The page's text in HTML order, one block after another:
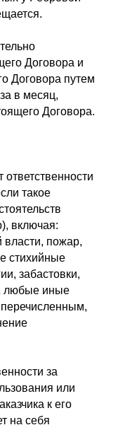
Договора и
Договора путем
в месяц,
Договора.
такое
включая:
власти, пожар,
стихийные
забастовки,
любые иные
перечисленным,
за
или
к его
на себя